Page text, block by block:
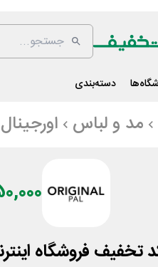
دسته‌بندی
مد و لباس
50,000
تخفیف فروشگاه